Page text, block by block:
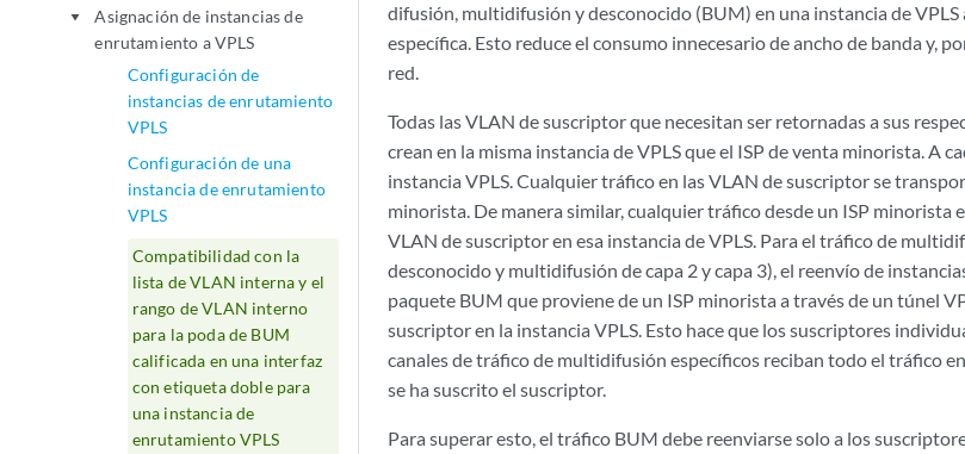
play_arrow
Asignación de instancias de
enrutamiento a VPLS
Configuración de
instancias de enrutamiento
VPLS
Configuración de una
instancia de enrutamiento
VPLS
Compatibilidad con la
lista de VLAN interna y el
rango de VLAN interno
para la poda de BUM
calificada en una interfaz
con etiqueta doble para
una instancia de
enrutamiento VPLS
difusión, multidifusión y desconocido (BUM) en una instancia de
específica. Esto reduce el consumo innecesario de ancho de banda y,
red.
Todas las VLAN de suscriptor que necesitan ser retornadas a sus
crean en la misma instancia de VPLS que el ISP de venta minorista. A
instancia VPLS. Cualquier tráfico en las VLAN de suscriptor se
minorista. De manera similar, cualquier tráfico desde un ISP minorista
VLAN de suscriptor en esa instancia de VPLS. Para el tráfico de
desconocido y multidifusión de capa 2 y capa 3), el reenvío de
paquete BUM que proviene de un ISP minorista a través de un túnel
suscriptor en la instancia VPLS. Esto hace que los suscriptores
canales de tráfico de multidifusión específicos reciban todo el tráfico
se ha suscrito el suscriptor.
Para superar esto, el tráfico BUM debe reenviarse solo a los